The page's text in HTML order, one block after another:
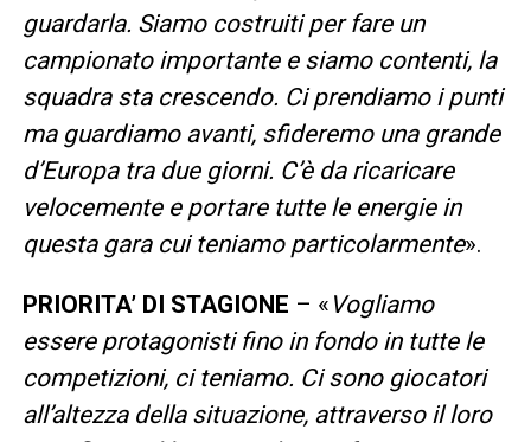
guardarla. Siamo costruiti per fare un
campionato importante e siamo contenti, la
squadra sta crescendo. Ci prendiamo i punti
ma guardiamo avanti, sfideremo una grande
d’Europa tra due giorni. C’è da ricaricare
velocemente e portare tutte le energie in
questa gara cui teniamo particolarmente».
PRIORITA’ DI STAGIONE – « Vogliamo
essere protagonisti fino in fondo in tutte le
competizioni, ci teniamo. Ci sono giocatori
all’altezza della situazione, attraverso il loro